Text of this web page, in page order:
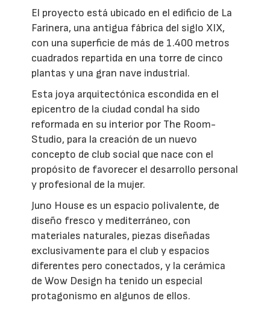
El proyecto está ubicado en el edificio de La
Farinera, una antigua fábrica del siglo XIX,
con una superficie de más de 1.400 metros
cuadrados repartida en una torre de cinco
plantas y una gran nave industrial.
Esta joya arquitectónica escondida en el
epicentro de la ciudad condal ha sido
reformada en su interior por The Room-
Studio, para la creación de un nuevo
concepto de club social que nace con el
propósito de favorecer el desarrollo personal
y profesional de la mujer.
Juno House es un espacio polivalente, de
diseño fresco y mediterráneo, con
materiales naturales, piezas diseñadas
exclusivamente para el club y espacios
diferentes pero conectados, y la cerámica
de Wow Design ha tenido un especial
protagonismo en algunos de ellos.